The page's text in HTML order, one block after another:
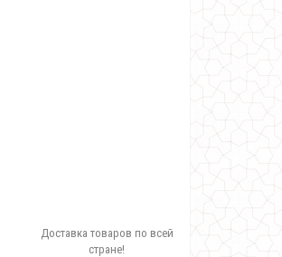
Доставка товаров по всей
стране!